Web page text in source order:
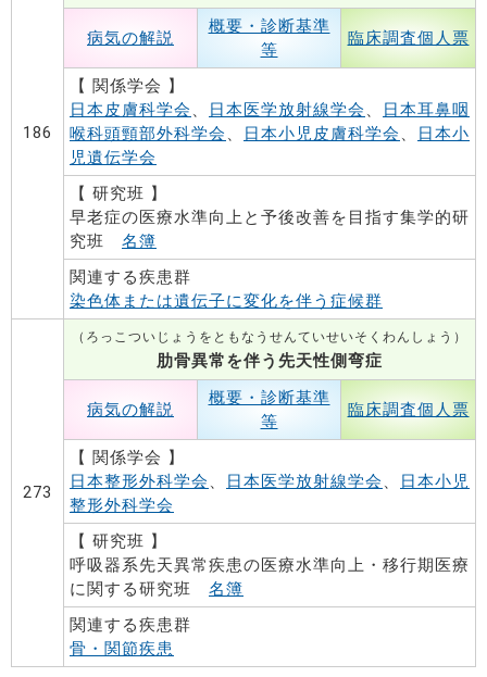
186
病気の解説
概要・診断基準
等
臨床調査個人票
【 関係学会 】
日本皮膚科学会 、 日本医学放射線学会 、
日本耳鼻咽
喉科頭頸部外科学会 、 日本小児皮膚科学会 、
日本小
児遺伝学会
【 研究班 】
早老症の医療水準向上と予後改善を目指す集学的研
究班 名簿
関連する疾患群
染色体または遺伝子に変化を伴う症候群
273
（ろっこついじょうをともなうせんていせいそくわんしょう）
肋骨異常を伴う先天性側弯症
病気の解説
概要・診断基準
等
臨床調査個人票
【 関係学会 】
日本整形外科学会 、 日本医学放射線学会 、
日本小児
整形外科学会
【 研究班 】
呼吸器系先天異常疾患の医療水準向上・移行期医療
に関する研究班 名簿
関連する疾患群
骨・関節疾患